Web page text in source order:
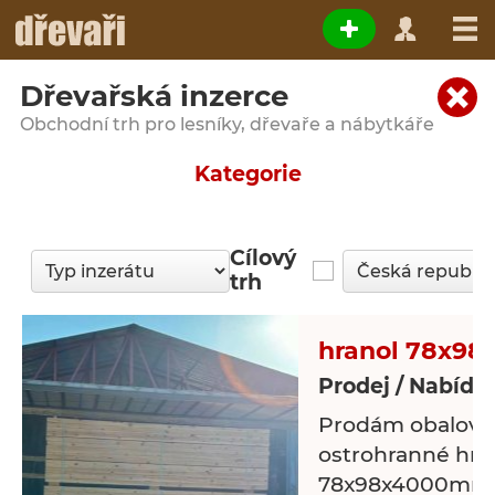
Dřevařská inzerce
Obchodní trh pro lesníky, dřevaře a nábytkáře
Kategorie
Cílový
trh
hranol 78x98
Prodej /
Prodám
ostrohranné